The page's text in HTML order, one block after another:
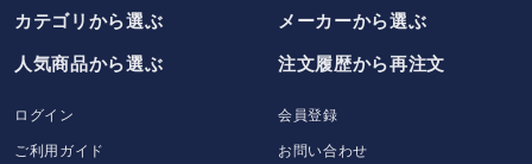
カテゴリから選ぶ メーカーから選ぶ
人気商品から選ぶ
注文履歴から再注文
ログイン
会員登録
ご利用ガイド
お問い合わせ